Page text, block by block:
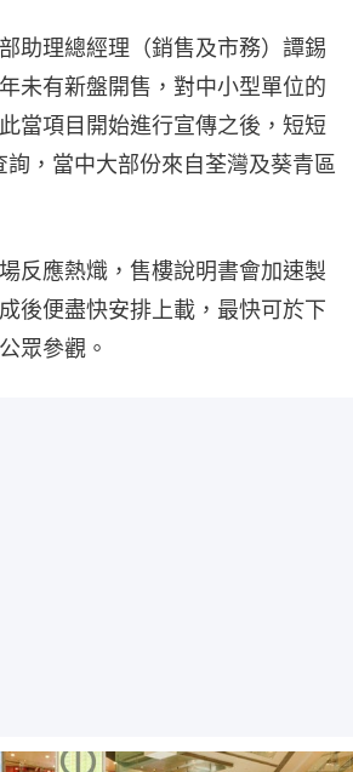
助理總經理（銷售及市務）譚錫
未有新盤開售，對中小型單位的
當項目開始進行宣傳之後，短短
，當中大部份來自荃灣及葵青區
反應熱熾，售樓說明書會加速製
後便盡快安排上載，最快可於下
眾參觀。